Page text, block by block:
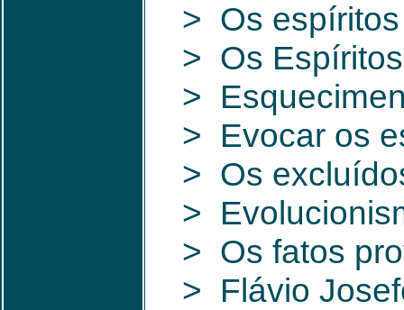
> Os
> Os
>
> Evocar os
> Os
>
> Os fatos
> Flávio